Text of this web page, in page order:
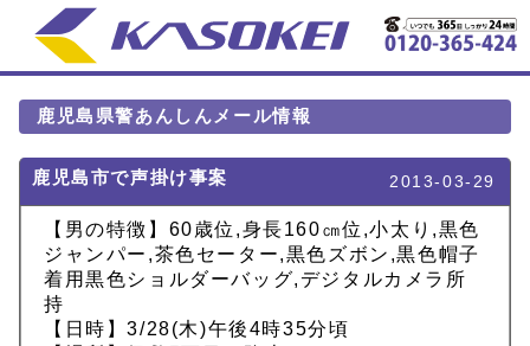
鹿児島県警あんしんメール情報
鹿児島市で声掛け事案 2013-03-29
【男の特徴】60歳位,身長160㎝位,小太り,黒色
ジャンパー,茶色セーター,黒色ズボン,黒色帽子
着用黒色ショルダーバッグ,デジタルカメラ所
持
【日時】3/28(木)午後4時35分頃